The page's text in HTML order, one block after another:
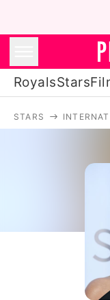
RoyalsStars
STARS